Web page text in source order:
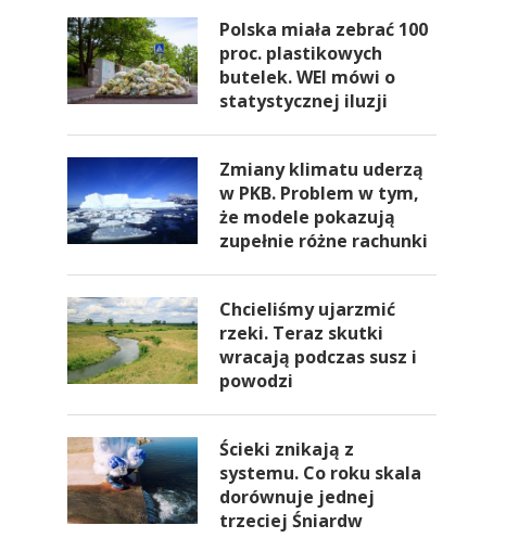
Polska miała zebrać 100
proc. plastikowych
butelek. WEI mówi o
statystycznej iluzji
Zmiany klimatu uderzą
w PKB. Problem w tym,
że modele pokazują
zupełnie różne rachunki
Chcieliśmy ujarzmić
rzeki. Teraz skutki
wracają podczas susz i
powodzi
Ścieki znikają z
systemu. Co roku skala
dorównuje jednej
trzeciej Śniardw